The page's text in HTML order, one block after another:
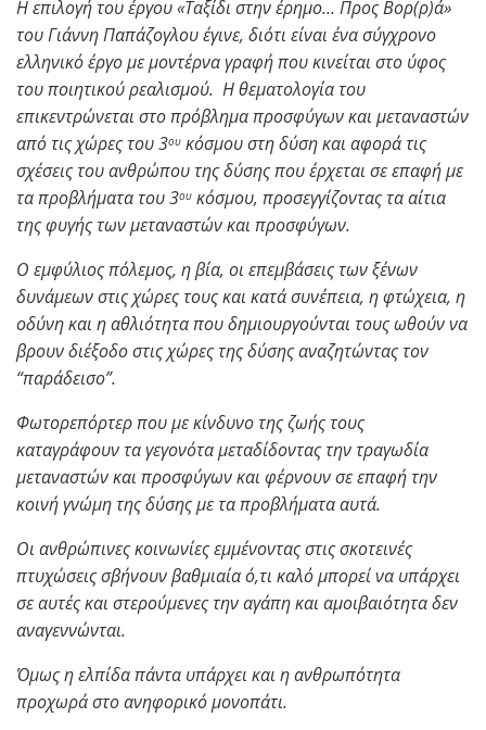
Η επιλογή του έργου «Ταξίδι στην έρημο… Προς Βορ(ρ)ά»
του Γιάννη Παπάζογλου έγινε, διότι είναι ένα σύγχρονο
ελληνικό έργο με μοντέρνα γραφή που κινείται στο ύφος
του ποιητικού ρεαλισμού. Η θεματολογία του
επικεντρώνεται στο πρόβλημα προσφύγων και μεταναστών
από τις χώρες του 3ου κόσμου στη δύση και αφορά τις
σχέσεις του ανθρώπου της δύσης που έρχεται σε επαφή με
τα προβλήματα του 3ου κόσμου, προσεγγίζοντας τα αίτια
της φυγής των μεταναστών και προσφύγων.
Ο εμφύλιος πόλεμος, η βία, οι επεμβάσεις των ξένων
δυνάμεων στις χώρες τους και κατά συνέπεια, η φτώχεια, η
οδύνη και η αθλιότητα που δημιουργούνται τους ωθούν να
βρουν διέξοδο στις χώρες της δύσης αναζητώντας τον
“παράδεισο”.
Φωτορεπόρτερ που με κίνδυνο της ζωής τους
καταγράφουν τα γεγονότα μεταδίδοντας την τραγωδία
μεταναστών και προσφύγων και φέρνουν σε επαφή την
κοινή γνώμη της δύσης με τα προβλήματα αυτά.
Οι ανθρώπινες κοινωνίες εμμένοντας στις σκοτεινές
πτυχώσεις σβήνουν βαθμιαία ό,τι καλό μπορεί να υπάρχει
σε αυτές και στερούμενες την αγάπη και αμοιβαιότητα δεν
αναγεννώνται.
Όμως η ελπίδα πάντα υπάρχει και η ανθρωπότητα
προχωρά στο ανηφορικό μονοπάτι.